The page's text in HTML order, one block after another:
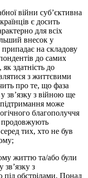
війни суб’єктивна
є досить
для всіх
внесок у
припадає на складову
до самих
здатність до
з життєвими
про те, що фаза
у зв’язку з війною ще
підтримання може
благополуччя
продовжують
тих, хто не був
життю та/або були
зв’язку з
під обстрілами. Понад